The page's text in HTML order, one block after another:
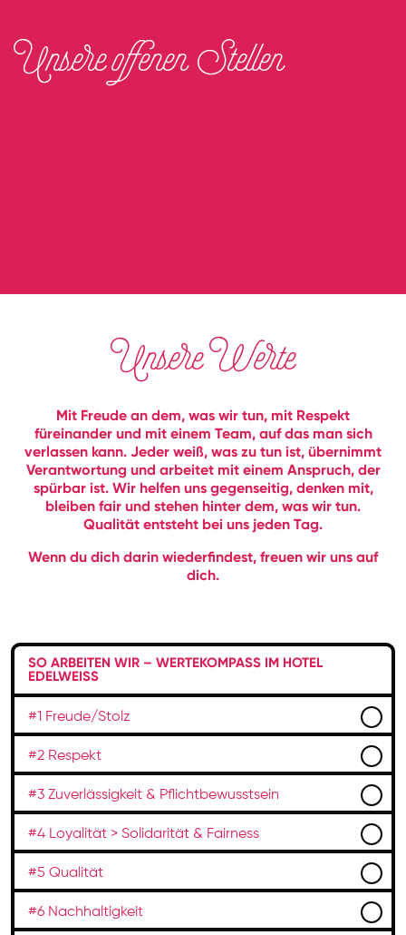
Unsere offenen Stellen
Unsere Werte
Mit Freude an dem, was wir tun, mit Respekt
füreinander und mit einem Team, auf das man sich
verlassen kann. Jeder weiß, was zu tun ist, übernimmt
Verantwortung und arbeitet mit einem Anspruch, der
spürbar ist. Wir helfen uns gegenseitig, denken mit,
bleiben fair und stehen hinter dem, was wir tun.
Qualität entsteht bei uns jeden Tag.
Wenn du dich darin wiederfindest, freuen wir uns auf
dich.
SO ARBEITEN WIR – WERTEKOMPASS IM HOTEL
EDELWEISS
#1 Freude/Stolz
#2 Respekt
#3 Zuverlässigkeit & Pflichtbewusstsein
#4 Loyalität > Solidarität & Fairness
#5 Qualität
#6 Nachhaltigkeit